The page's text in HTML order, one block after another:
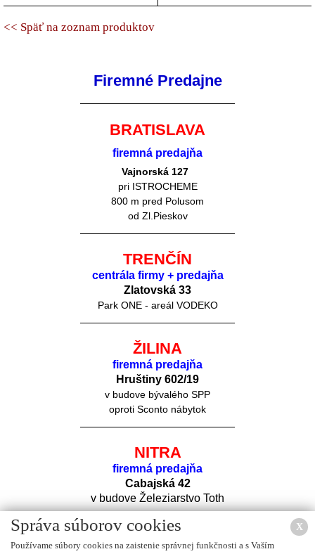
<< Späť na zoznam produktov
Firemné Predajne
BRATISLAVA
firemná predajňa
Vajnorská 127
pri ISTROCHEME
800 m pred Polusom
od Zl.Pieskov
TRENČÍN
centrála firmy + predajňa
Zlatovská 33
Park ONE - areál VODEKO
ŽILINA
firemná predajňa
Hruštiny 602/19
v budove bývalého SPP
oproti Sconto nábytok
NITRA
firemná predajňa
Cabajská 42
v budove Železiarstvo Toth
X
Správa súborov cookies
Používame súbory cookies na zaistenie správnej funkčnosti a s Vaším